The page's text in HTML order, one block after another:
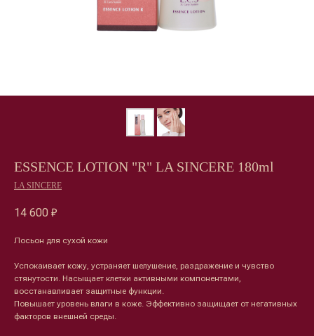
ESSENCE LOTION "R" LA SINCERE 180ml
LA SINCERE
14 600 ₽
Лосьон для сухой кожи
Успокаивает кожу, устраняет шелушение, раздражение и чувство
стянутости. Насыщает клетки активными компонентами,
восстанавливает защитные функции.
Повышает уровень влаги в коже. Эффективно защищает от негативных
факторов внешней среды.
Лицо